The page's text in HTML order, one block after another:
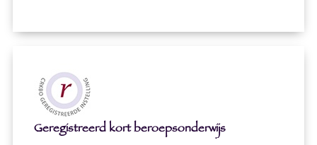
Geregistreerd kort beroepsonderwijs